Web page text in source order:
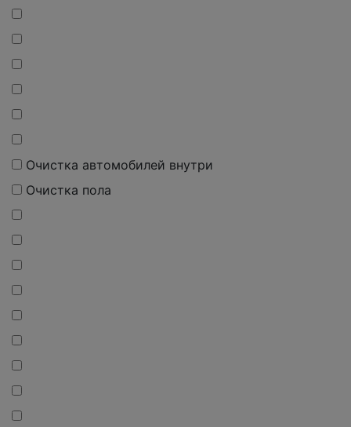
Очистка автомобилей внутри
Очистка пола